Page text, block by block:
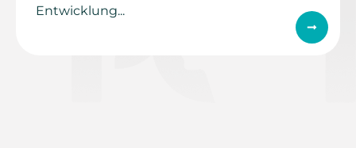
Entwicklung...